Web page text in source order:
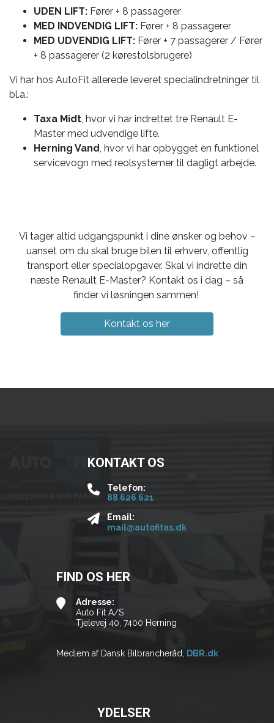
UDEN LIFT: Fører + 8 passagerer
MED INDVENDIG LIFT: Fører + 8 passagerer
MED UDVENDIG LIFT: Fører + 7 passagerer / Fører
+ 8 passagerer (2 kørestolsbrugere)
Vi har hos AutoFit allerede leveret specialindretninger til
bl.a.:
Taxa Midt, hvor vi har indrettet tre Renault E-
Master med udvendige lifte.
Herning Vand, hvor vi har opbygget en funktionel
servicevogn med reolsystemer til dagligt arbejde.
Vi tager altid udgangspunkt i dine ønsker og behov –
uanset om du skal bruge bilen til erhverv, offentlig
transport eller specialopgaver. Skal vi indrette din
næste Renault E-Master? Kontakt os i dag – så
finder vi løsningen sammen!
Kontakt os her
KONTAKT OS
Telefon:
88 626 621
Email:
mail@autofitas.dk
FIND OS HER
Adresse:
Auto Fit A/S
Tjelevej 40, 7400 Herning
Medlem af Dansk Bilbrancheråd, DBR.dk
YDELSER